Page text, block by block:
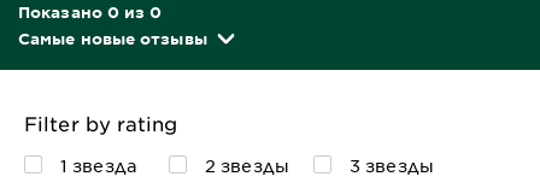
Показано 0 из 0
Самые новые отзывы
Filter by rating
1 звезда 2 звезды
3 звезды